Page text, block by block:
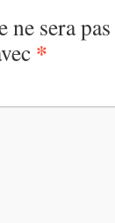
ne sera
*